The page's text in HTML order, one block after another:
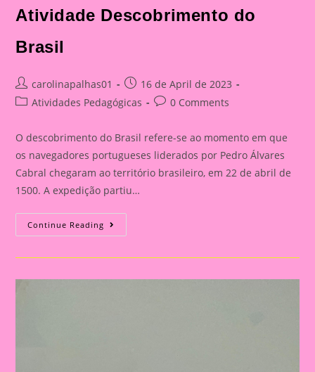
Atividade Descobrimento do
Brasil
Post
author:
carolinapalhas01
Post
published:
16 de April de 2023
PostAtividades Pedagógicas
Post0 Comments
O descobrimento do Brasil refere-se ao momento em que
os navegadores portugueses liderados por Pedro Álvares
Cabral chegaram ao território brasileiro, em 22 de abril de
1500. A expedição partiu…
Continue Reading Atividade
Descobrimento
Brasil